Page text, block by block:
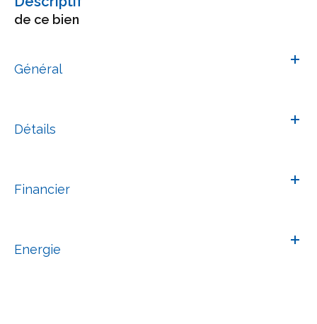
de ce bien
Général
Détails
Financier
Energie